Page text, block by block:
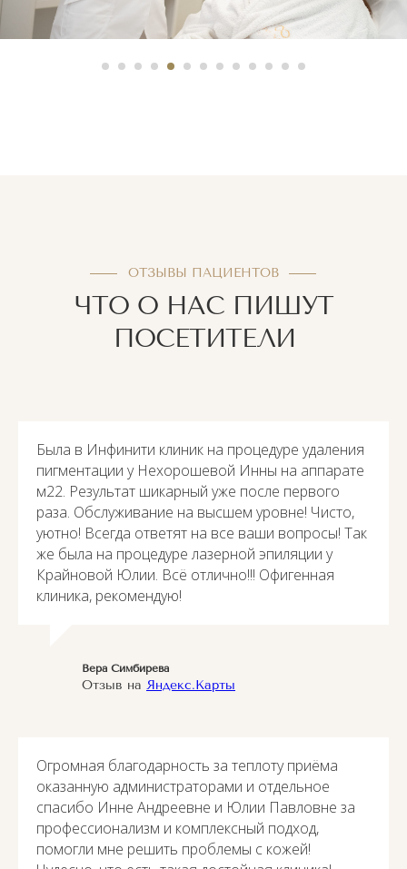
ОТЗЫВЫ ПАЦИЕНТОВ
ЧТО О НАС ПИШУТ
ПОСЕТИТЕЛИ
Была в Инфинити клиник на процедуре удаления
пигментации у Нехорошевой Инны на аппарате
м22. Результат шикарный уже после первого
раза. Обслуживание на высшем уровне! Чисто,
уютно! Всегда ответят на все ваши вопросы! Так
же была на процедуре лазерной эпиляции у
Крайновой Юлии. Всё отлично!!! Офигенная
клиника, рекомендую!
Вера Симбирева
Отзыв на Яндекс.Карты
Огромная благодарность за теплоту приёма
оказанную администраторами и отдельное
спасибо Инне Андреевне и Юлии Павловне за
профессионализм и комплексный подход,
помогли мне решить проблемы с кожей!